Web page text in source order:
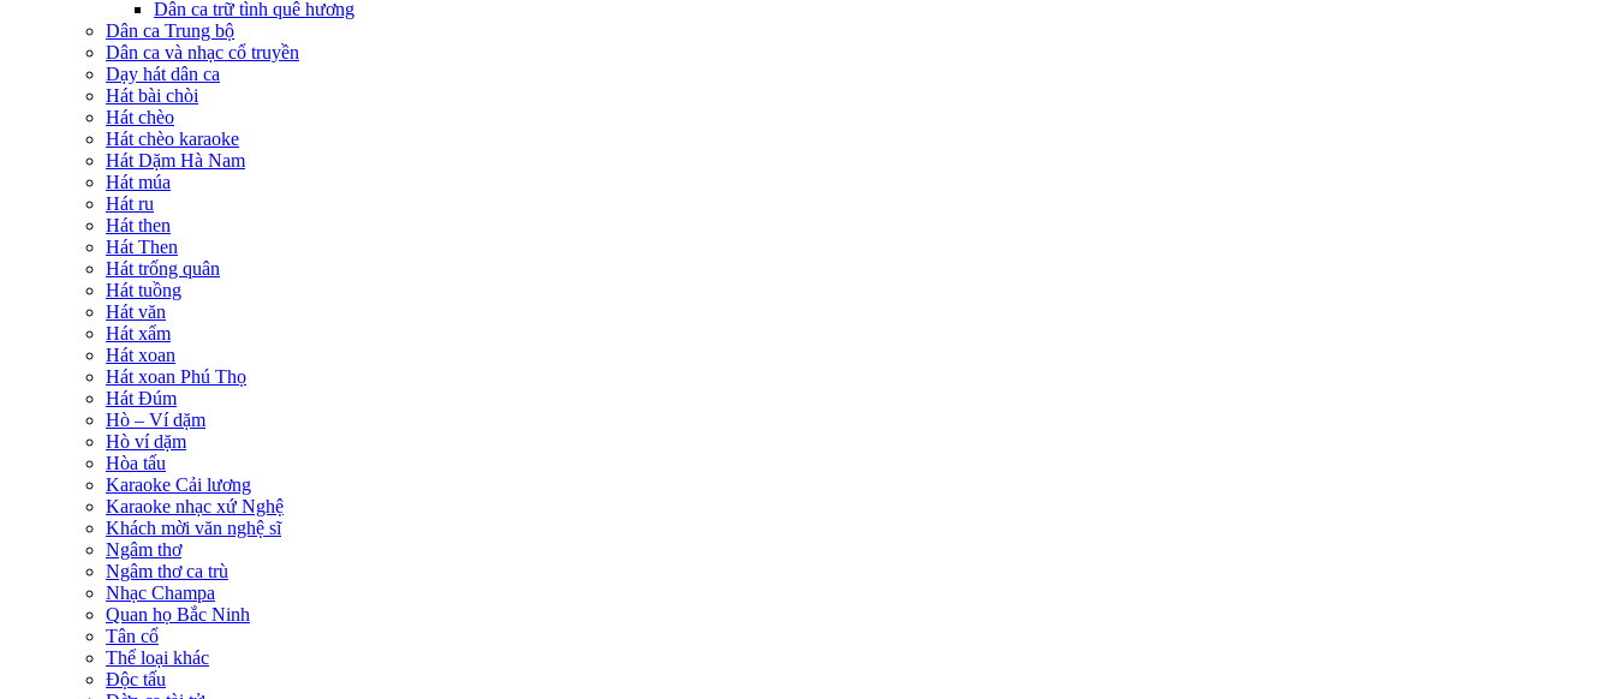
Dân ca trữ tình quê hương
Dân ca Trung bộ
Dân ca và nhạc cổ truyền
Dạy hát dân ca
Hát bài chòi
Hát chèo
Hát chèo karaoke
Hát Dặm Hà Nam
Hát múa
Hát ru
Hát then
Hát Then
Hát trống quân
Hát tuồng
Hát văn
Hát xẩm
Hát xoan
Hát xoan Phú Thọ
Hát Đúm
Hò – Ví dặm
Hò ví dặm
Hòa tấu
Karaoke Cải lương
Karaoke nhạc xứ Nghệ
Khách mời văn nghệ sĩ
Ngâm thơ
Ngâm thơ ca trù
Nhạc Champa
Quan họ Bắc Ninh
Tân cổ
Thể loại khác
Độc tấu